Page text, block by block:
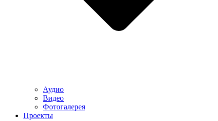
Аудио
Видео
Фотогалерея
Проекты